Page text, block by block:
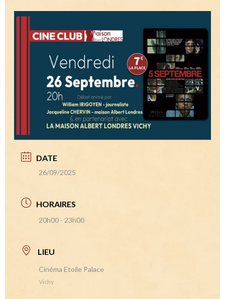
DATE
26/09/2025
HORAIRES
20h00 - 23h00
LIEU
Cinéma Etoile Palace
Vichy